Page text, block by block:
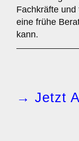
Fachkräfte
eine frühe
kann.
→ Jetzt